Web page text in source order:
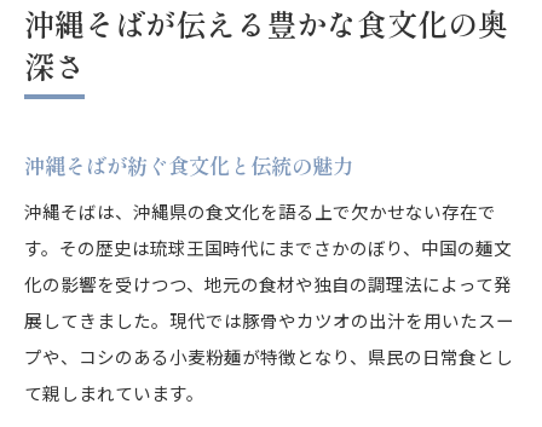
沖縄そばの歴史と美味しさの秘密に迫る
沖縄そばの歴史を味わいで感じる方法
伝統ある沖縄そばの美味しさの理由とは
こだわりの沖縄そばとは何が違うのか
沖縄そばに込められたこだわりを解説
沖縄そばの特徴とこだわりの違いを比較
沖縄そば専門店の工夫と味わいの魅力
沖縄そばが伝える豊かな食文化の奥
深さ
沖縄そばが紡ぐ食文化と伝統の魅力
沖縄そばは、沖縄県の食文化を語る上で欠かせない存在で
す。その歴史は琉球王国時代にまでさかのぼり、中国の麺文
化の影響を受けつつ、地元の食材や独自の調理法によって発
展してきました。現代では豚骨やカツオの出汁を用いたスー
プや、コシのある小麦粉麺が特徴となり、県民の日常食とし
て親しまれています。